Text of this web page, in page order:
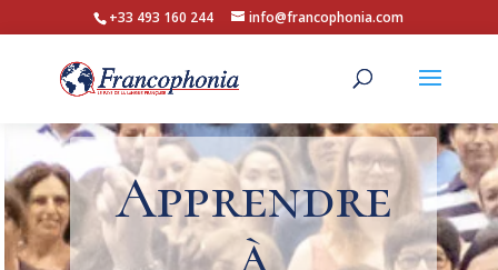
+33 493 160 244 info@francophonia.com
Apprendre